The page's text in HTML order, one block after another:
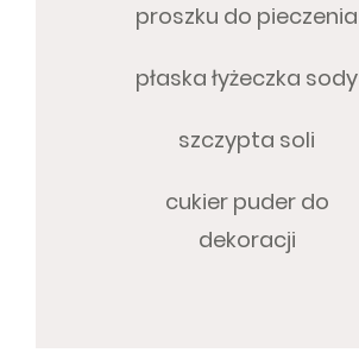
proszku do pieczenia
płaska łyżeczka sody
szczypta soli
cukier puder do
dekoracji